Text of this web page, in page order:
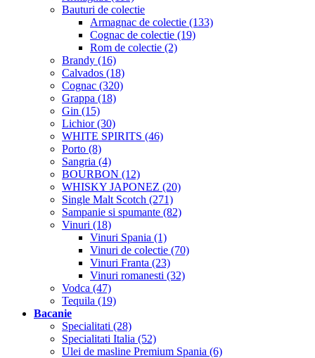
Bauturi de colectie
Armagnac de colectie (133)
Cognac de colectie (19)
Rom de colectie (2)
Brandy (16)
Calvados (18)
Cognac (320)
Grappa (18)
Gin (15)
Lichior (30)
WHITE SPIRITS (46)
Porto (8)
Sangria (4)
BOURBON (12)
WHISKY JAPONEZ (20)
Single Malt Scotch (271)
Sampanie si spumante (82)
Vinuri (18)
Vinuri Spania (1)
Vinuri de colectie (70)
Vinuri Franta (23)
Vinuri romanesti (32)
Vodca (47)
Tequila (19)
Bacanie
Specialitati (28)
Specialitati Italia (52)
Ulei de masline Premium Spania (6)